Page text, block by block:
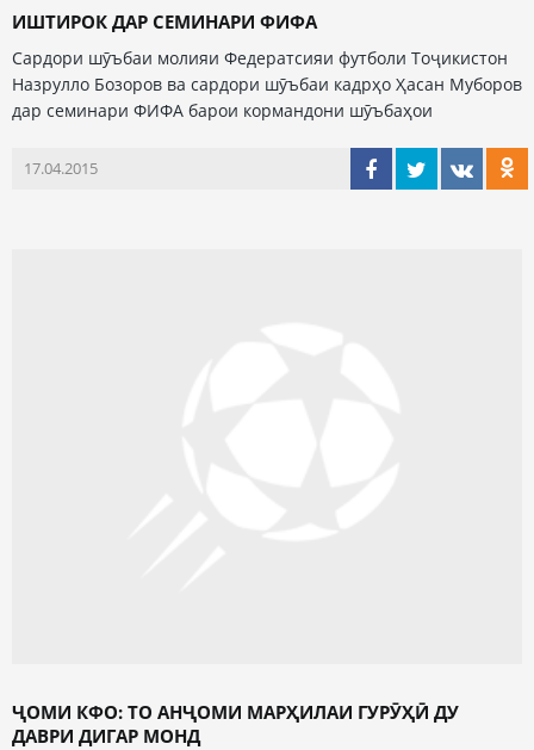
ИШТИРОК ДАР СЕМИНАРИ ФИФА
Сардори шӯъбаи молияи Федератсияи футболи Тоҷикистон
Назрулло Бозоров ва сардори шӯъбаи кадрҳо Ҳасан Муборов
дар семинари ФИФА барои кормандони шӯъбаҳои
17.04.2015
ҶОМИ КФО: ТО АНҶОМИ МАРҲИЛАИ ГУРӮҲӢ ДУ
ДАВРИ ДИГАР МОНД